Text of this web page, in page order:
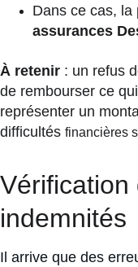
Dans ce cas, la
assurances
À retenir : un refus
de rembourser ce
représenter un
difficultés financières
Vérification
indemnités
Il arrive que des